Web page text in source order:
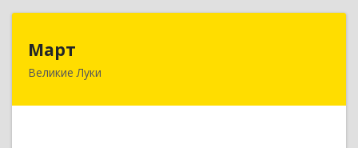
Март
Великие Луки182113, Псковская обл, Великие Луки г,